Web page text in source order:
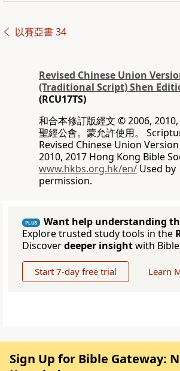
以賽亞書 34
Revised Chinese Union
(Traditional Script) Shen
(RCU17TS)
和合本修訂版經文 © 2006,
聖經公會。蒙允許使用。
Revised Chinese Union
2010, 2017 Hong Kong Bible
www.hkbs.org.hk/en/ Used by
permission.
PLUS
Want help understanding
Explore trusted study tools in the
Discoverdeeper insightwith
Start 7-day free trial Learn
Sign Up for Bible Gateway: